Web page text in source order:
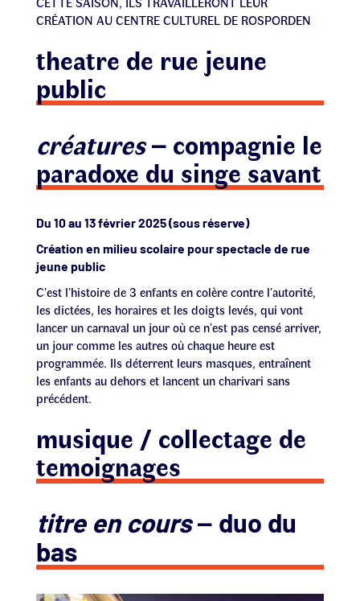
CRÉATION AU CENTRE CULTUREL DE ROSPORDEN
theatre de rue jeune
public
créatures– compagnie le
paradoxe du singe savant
Du 10 au 13 février 2025 (sous réserve)
Création en milieu scolaire pour spectacle de rue
jeune public
C’est l’histoire de 3 enfants en colère contre l’autorité,
les dictées, les horaires et les doigts levés, qui vont
lancer un carnaval un jour où ce n’est pas censé arriver,
un jour comme les autres où chaque heure est
programmée. Ils déterrent leurs masques, entraînent
les enfants au dehors et lancent un charivari sans
précédent.
musique / collectage de
temoignages
titre en cours– duo du
bas